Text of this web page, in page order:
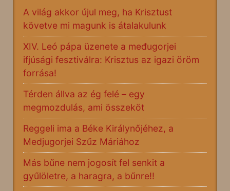
A világ akkor újul meg, ha Krisztust
követve mi magunk is átalakulunk
XIV. Leó pápa üzenete a međugorjei
ifjúsági fesztiválra: Krisztus az igazi öröm
forrása!
Térden állva az ég felé – egy
megmozdulás, ami összeköt
Reggeli ima a Béke Királynőjéhez, a
Medjugorjei Szűz Máriához
Más bűne nem jogosít fel senkit a
gyűlöletre, a haragra, a bűnre!!